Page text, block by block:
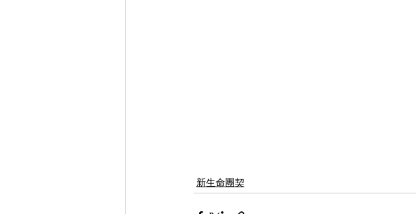
新生命團契